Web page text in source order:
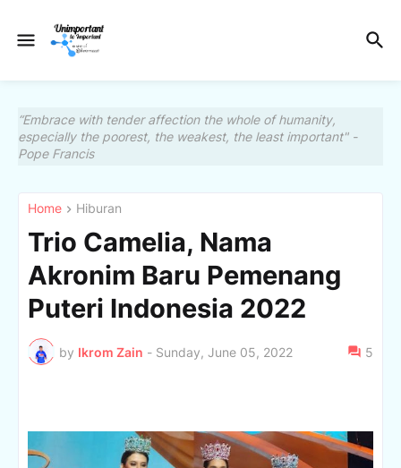
“Embrace with tender affection the whole of humanity,
especially the poorest, the weakest, the least important" -
Pope Francis
Home Hiburan
Trio Camelia, Nama
Akronim Baru Pemenang
Puteri Indonesia 2022
by Ikrom Zain - Sunday, June 05, 2022 5